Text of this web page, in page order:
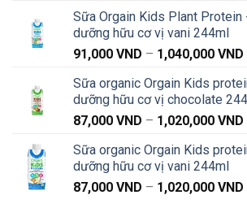
Sữa Orgain Kids Plant Protein
dưỡng hữu cơ vị vani 244ml
91,000 VND – 1,040,000 VND
Sữa organic Orgain Kids
dưỡng hữu cơ vị chocolate
87,000 VND – 1,020,000 VND
Sữa organic Orgain Kids
dưỡng hữu cơ vị vani 244ml
87,000 VND – 1,020,000 VND